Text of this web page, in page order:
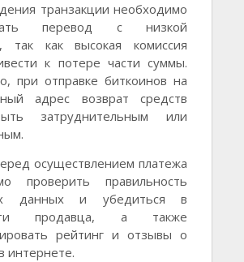
транзакции необходимо
перевод с низкой
так как высокая комиссия
к потере части суммы.
при отправке биткоинов на
адрес возврат средств
затруднительным или
осуществлением платежа
проверить правильность
данных и убедиться в
продавца, а также
рейтинг и отзывы о
интернете.